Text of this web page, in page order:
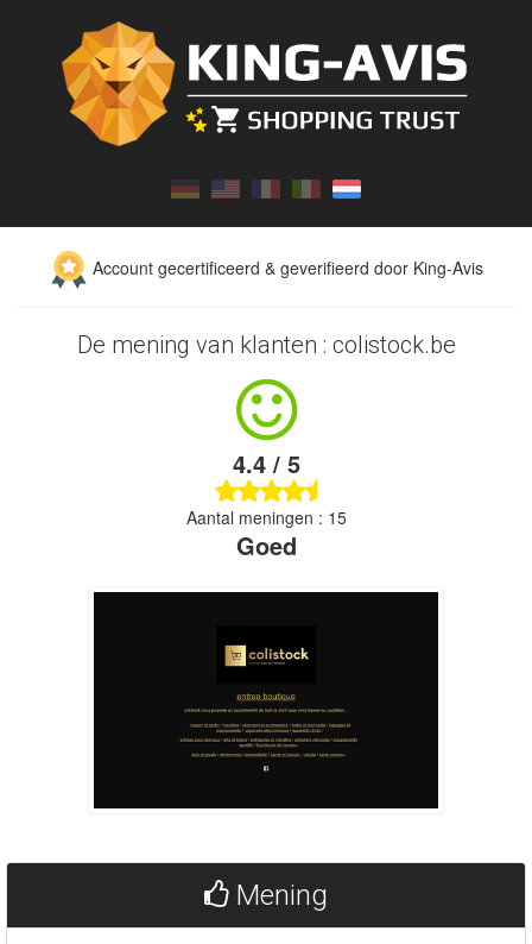
Account gecertificeerd & geverifieerd door King-Avis
De mening van klanten : colistock.be
4.4 / 5
Aantal meningen : 15
Goed
Mening